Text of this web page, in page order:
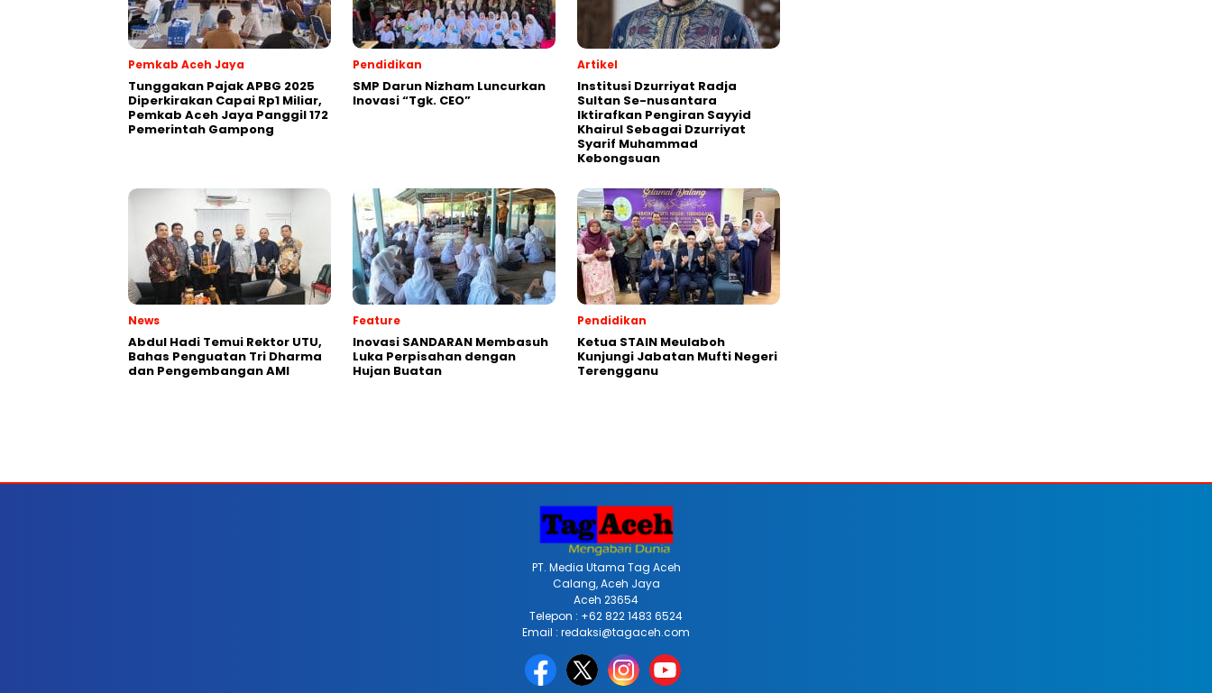
Pemkab Aceh Jaya
Tunggakan Pajak APBG 2025
Diperkirakan Capai Rp1 Miliar,
Pemkab Aceh Jaya Panggil 172
Pemerintah Gampong
Pendidikan
SMP Darun Nizham Luncurkan
Inovasi “Tgk. CEO”
Artikel
Institusi Dzurriyat Radja
Sultan Se-nusantara
Iktirafkan Pengiran Sayyid
Khairul Sebagai Dzurriyat
Syarif Muhammad
Kebongsuan
News
Abdul Hadi Temui Rektor UTU,
Bahas Penguatan Tri Dharma
dan Pengembangan AMI
Feature
Inovasi SANDARAN Membasuh
Luka Perpisahan dengan
Hujan Buatan
Pendidikan
Ketua STAIN Meulaboh
Kunjungi Jabatan Mufti Negeri
Terengganu
PT. Media Utama Tag Aceh
Calang, Aceh Jaya
Aceh 23654
Telepon : +62 822 1483 6524
Email : redaksi@tagaceh.com